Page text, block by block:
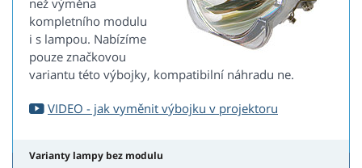
než výměna
kompletního modulu
i s lampou. Nabízíme
pouze značkovou
variantu této výbojky, kompatibilní náhradu ne.
VIDEO - jak vyměnit výbojku v projektoru
Varianty lampy bez modulu